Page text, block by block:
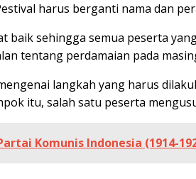
harus berganti nama dan
baik sehingga semua peserta
tentang perdamaian pada
langkah yang harus
itu, salah satu peserta
Komunis Indonesia (1914-